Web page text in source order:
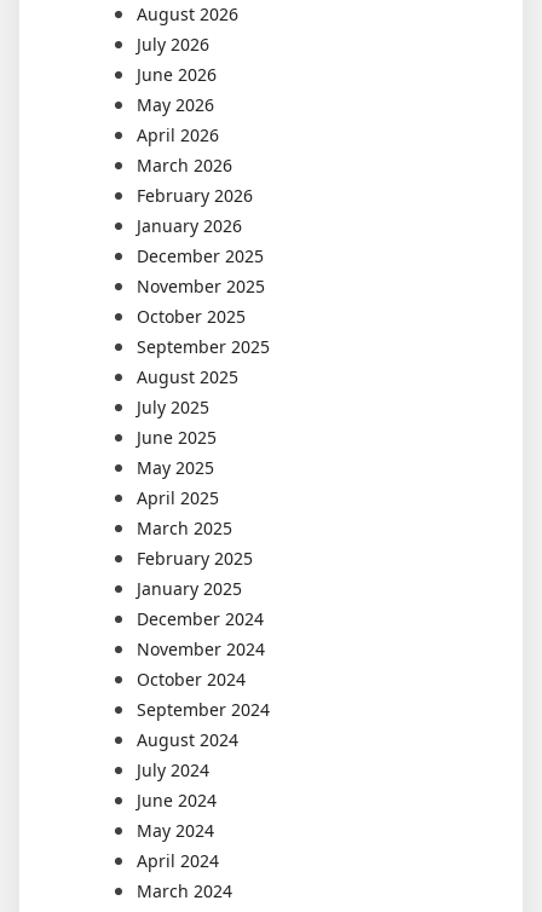
August 2026
July 2026
June 2026
May 2026
April 2026
March 2026
February 2026
January 2026
December 2025
November 2025
October 2025
September 2025
August 2025
July 2025
June 2025
May 2025
April 2025
March 2025
February 2025
January 2025
December 2024
November 2024
October 2024
September 2024
August 2024
July 2024
June 2024
May 2024
April 2024
March 2024